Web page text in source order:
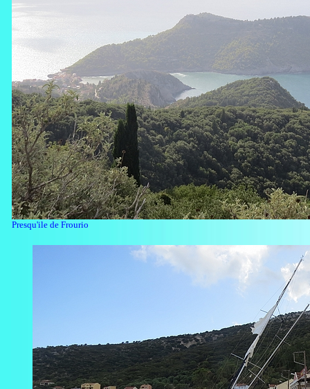
Presqu'ile de Frourio